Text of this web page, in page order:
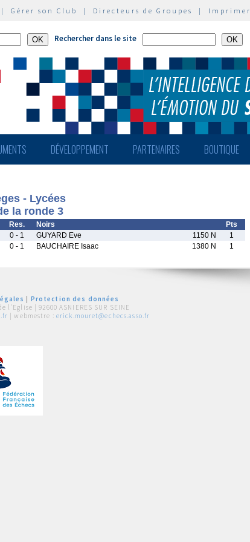
| Gérer son Club | Directeurs de Groupes | Imprimer
Rechercher dans le site
DÉVELOPPEMENT PARTENAIRES BOUTIQUE
- Lycées
la ronde 3
Res. Noirs
Pts
0 - 1 GUYARD Eve 1150 N
1
0 - 1 BAUCHAIRE Isaac 1380 N 1
Protection des données
l'Eglise | 92600 ASNIERES SUR SEINE
| webmestre : erick.mouret@echecs.asso.fr